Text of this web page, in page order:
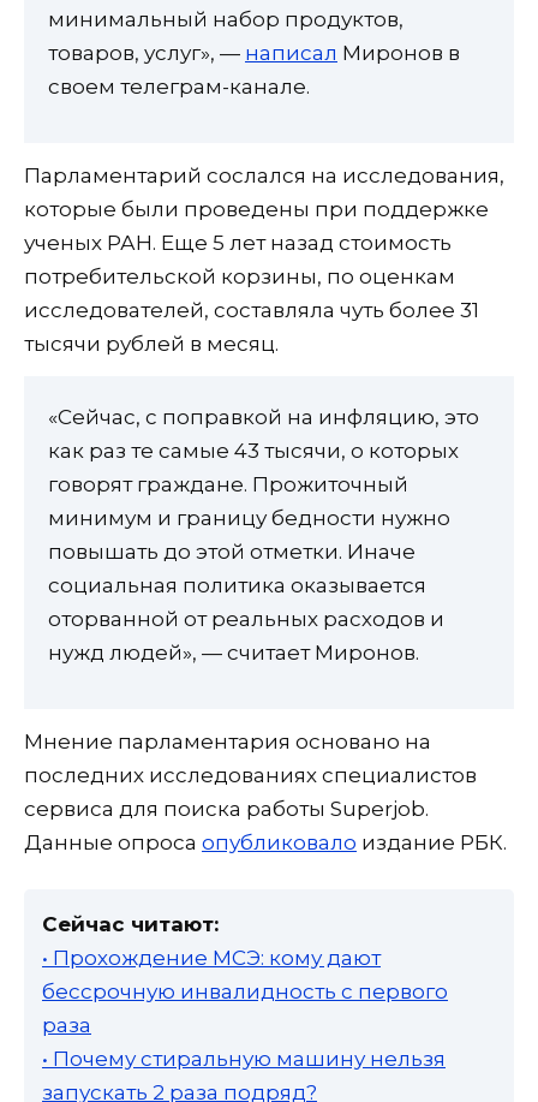
минимальный набор продуктов,
товаров, услуг», — написал Миронов в
своем телеграм-канале.
Парламентарий сослался на исследования,
которые были проведены при поддержке
ученых РАН. Еще 5 лет назад стоимость
потребительской корзины, по оценкам
исследователей, составляла чуть более 31
тысячи рублей в месяц.
«Сейчас, с поправкой на инфляцию, это
как раз те самые 43 тысячи, о которых
говорят граждане. Прожиточный
минимум и границу бедности нужно
повышать до этой отметки. Иначе
социальная политика оказывается
оторванной от реальных расходов и
нужд людей», — считает Миронов.
Мнение парламентария основано на
последних исследованиях специалистов
сервиса для поиска работы Superjob.
Данные опроса опубликовало издание РБК.
Сейчас читают:
• Прохождение МСЭ: кому дают
бессрочную инвалидность с первого
раза
• Почему стиральную машину нельзя
запускать 2 раза подряд?